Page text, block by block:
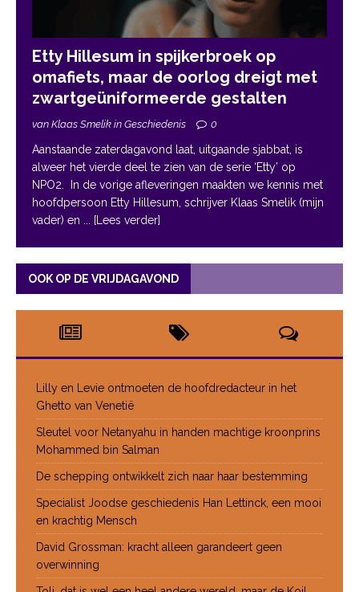
Etty Hillesum in spijkerbroek op
omafiets, maar de oorlog dreigt met
zwartgeüniformeerde gestalten
van Klaas Smelik in Geschiedenis 0
Aanstaande zaterdagavond laat, uitgaande sjabbat, is
alweer het vierde deel te zien van de serie ‘Etty’ op
NPO2. In de vorige afleveringen maakten we kennis met
hoofdpersoon Etty Hillesum, schrijver Klaas Smelik (mijn
vader) en ... [Lees verder]
OOK OP DE VRIJDAGAVOND
Lilly en Levie ontmoeten de hoofdredacteur in het
Ghetto van Venetië
Sleutel voor Netanyahu in handen machtige kroonprins
Mohammed bin Salman
De schepping ontwikkelt zich naar haar bestemming
Specialist Joodse geschiedenis Han Lettinck, een mooi
en krachtig Mensch
David Grossman: kracht alleen garandeert geen
overwinning